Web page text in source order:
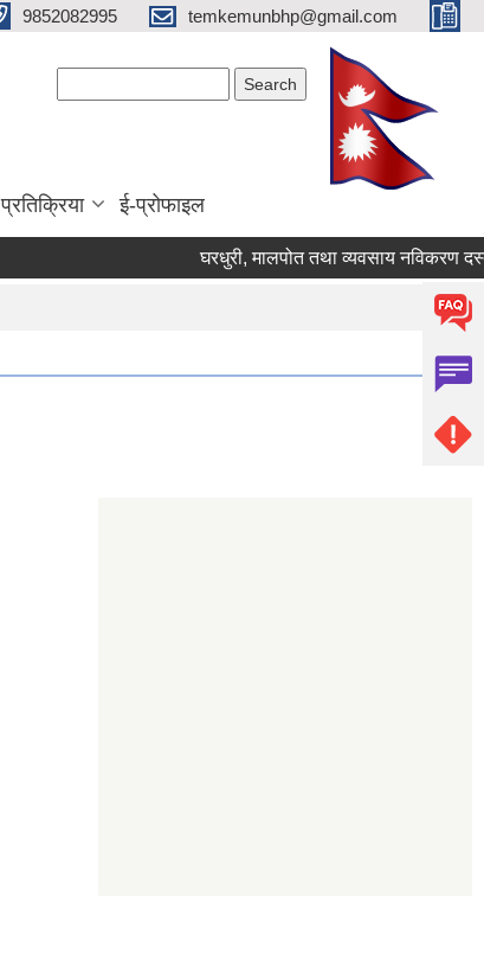
9852082995 temkemunbhp@gmail.com
प्रतिक्रिया ई-प्रोफाइल
घरधुरी, मालपोत तथा व्यवसाय नविकरण दस्तुर